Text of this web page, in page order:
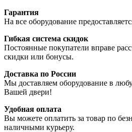
Гарантия
На все оборудование
Гибкая система скидок
Постоянные покупатели вправе
скидки или бонусы.
Доставка по России
Мы доставляем оборудование в
Вашей двери!
Удобная оплата
Вы можете оплатить за товар по
наличными курьеру.